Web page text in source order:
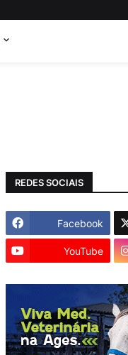
REDES SOCIAIS
Facebook
YouTube